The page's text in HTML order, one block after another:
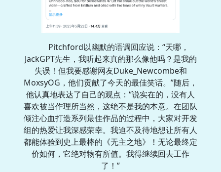
Pitchford以幽默的语调回应说：“天哪，
JackGPT先生，我听起来真的那么像他吗？是我的
失误！但我要感谢网友Duke_Newcombe和
MoxsyOG，他们贡献了今天的最佳笑话。”随后，
他认真地表达了自己的观点：“说实在的，没有人
喜欢被当作理所当然，这绝不是我的本意。在团队
倾注心血打造系列最佳作品的过程中，大家对开发
组的热爱让我深感荣幸。我迫不及待地想让所有人
都能体验到史上最棒的《无主之地》！无论最终定
价如何，它绝对物有所值。我得继续回去工作
了！”